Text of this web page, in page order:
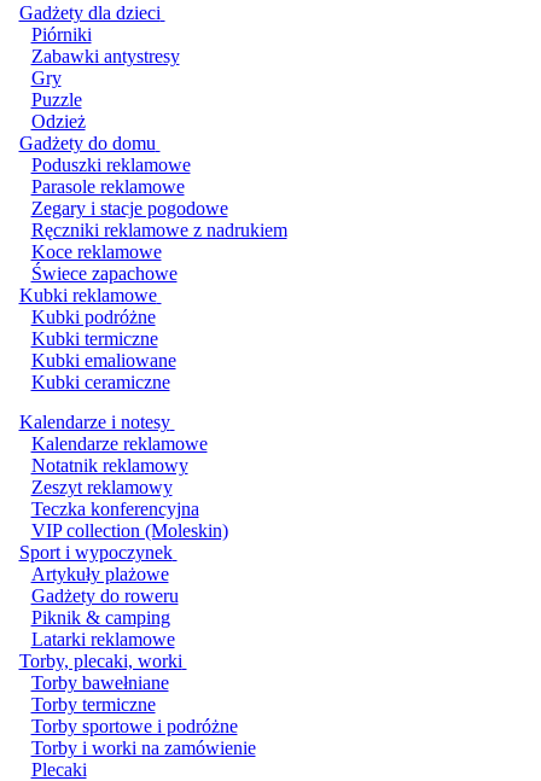
Gadżety dla dzieci
Piórniki
Zabawki antystresy
Gry
Puzzle
Odzież
Gadżety do domu
Poduszki reklamowe
Parasole reklamowe
Zegary i stacje pogodowe
Ręczniki reklamowe z nadrukiem
Koce reklamowe
Świece zapachowe
Kubki reklamowe
Kubki podróżne
Kubki termiczne
Kubki emaliowane
Kubki ceramiczne
Kalendarze i notesy
Kalendarze reklamowe
Notatnik reklamowy
Zeszyt reklamowy
Teczka konferencyjna
VIP collection (Moleskin)
Sport i wypoczynek
Artykuły plażowe
Gadżety do roweru
Piknik & camping
Latarki reklamowe
Torby, plecaki, worki
Torby bawełniane
Torby termiczne
Torby sportowe i podróżne
Torby i worki na zamówienie
Plecaki